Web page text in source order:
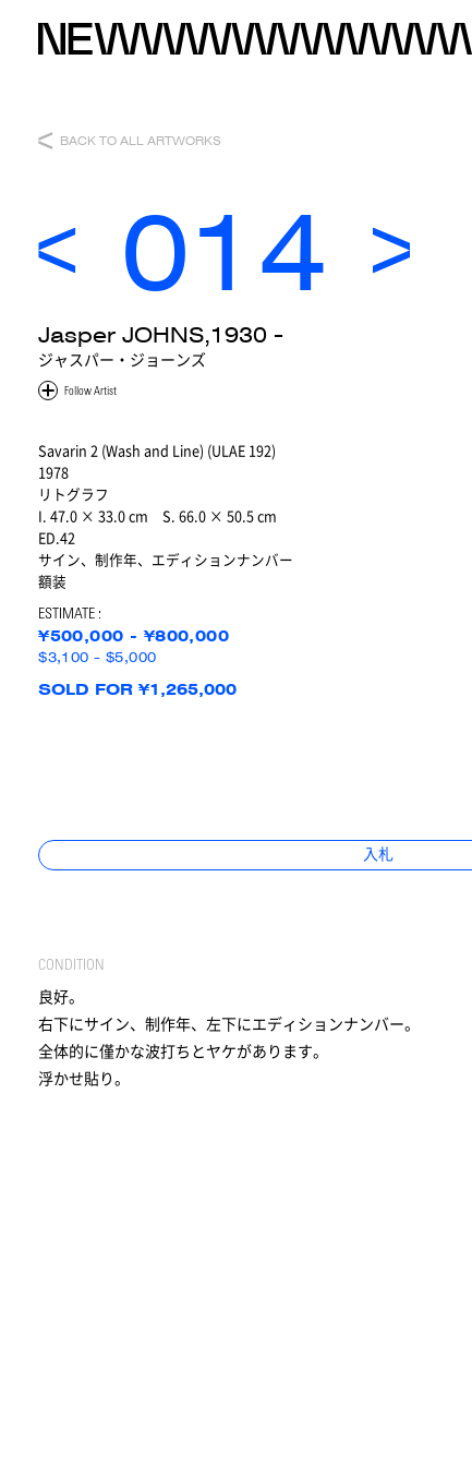
BACK TO ALL ARTWORKS
014
Jasper JOHNS,1930 -
ジャスパー・ジョーンズ
Savarin 2 (Wash and Line) (ULAE 192)
1978
リトグラフ
I. 47.0 × 33.0 cm S. 66.0 × 50.5 cm
ED.42
サイン、制作年、エディションナンバー
額装
ESTIMATE :
¥500,000 - ¥800,000
$3,100 - $5,000
SOLD FOR ¥1,265,000
入札
CONDITION
良好。
右下にサイン、制作年、左下にエディションナンバー。
全体的に僅かな波打ちとヤケがあります。
浮かせ貼り。